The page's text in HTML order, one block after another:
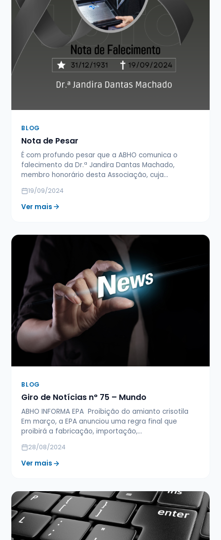
BLOG
Nota de Pesar
É com profundo pesar que a ABHO comunica o
falecimento da Dr.ª Jandira Dantas Machado,
membro honorário desta Associação, cuja…
19/09/2024
Ver mais
BLOG
Giro de Notícias n° 75 – Mundo
ABHO INFORMA EPA Proibição do amianto crisotila
Em março, a EPA anunciou uma regra final que
proibirá a fabricação, importação,…
28/08/2024
Ver mais